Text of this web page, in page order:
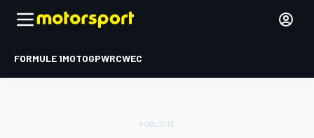
FORMULE 1MOTOGPWRCWEC